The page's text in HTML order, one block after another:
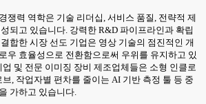
쟁력 역학은 기술 리더십, 서비스 품질, 전략적 제
되고 있습니다. 강력한 R&D 파이프라인과 확립
합한 시장 선도 기업은 영상 기술의 점진적인 개
우 효율성으로 전환함으로써 우위를 유지하고 있
및 전문 이미징 장비 제조업체들은 소형 인클로
, 작업자별 편차를 줄이는 AI 기반 측정 툴 등 중
가하고 있습니다.